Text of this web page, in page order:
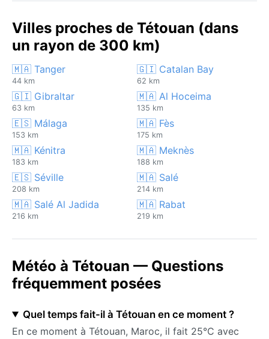
Villes proches de Tétouan (dans
un rayon de 300 km)
🇲🇦 Tanger
44 km
🇬🇮 Catalan Bay
62 km
🇬🇮 Gibraltar
63 km
🇲🇦 Al Hoceima
135 km
🇪🇸 Málaga
153 km
🇲🇦 Fès
175 km
🇲🇦 Kénitra
183 km
🇲🇦 Meknès
188 km
🇪🇸 Séville
208 km
🇲🇦 Salé
214 km
🇲🇦 Salé Al Jadida
216 km
🇲🇦 Rabat
219 km
Météo à Tétouan — Questions
fréquemment posées
Quel temps fait-il à Tétouan en ce moment ?
En ce moment à Tétouan, Maroc, il fait 25°C avec